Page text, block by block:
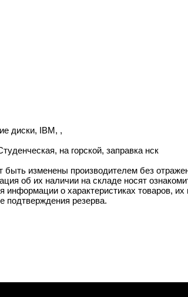
диски, IBM, ,
на горской, заправка нск
быть изменены производителем без
об их наличии на складе носят
о характеристиках товаров, их
подтверждения резерва.